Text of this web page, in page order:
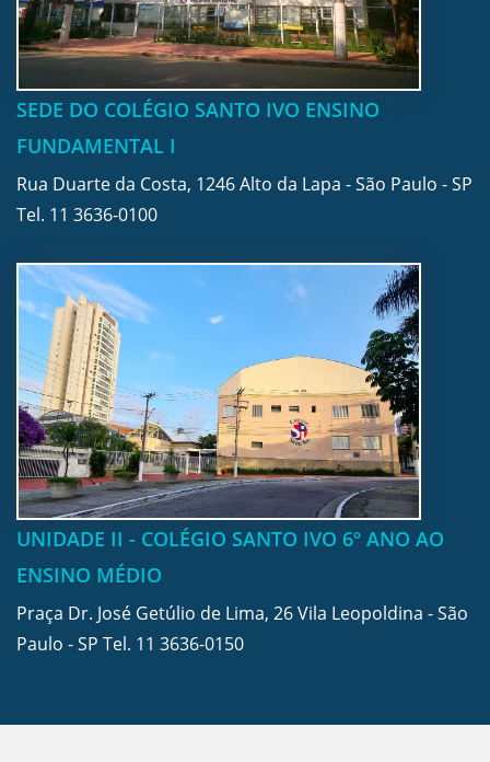
SEDE DO COLÉGIO SANTO IVO ENSINO
FUNDAMENTAL I
Rua Duarte da Costa, 1246 Alto da Lapa - São Paulo - SP
Tel. 11 3636-0100
UNIDADE II - COLÉGIO SANTO IVO 6º ANO AO
ENSINO MÉDIO
Praça Dr. José Getúlio de Lima, 26 Vila Leopoldina - São
Paulo - SP Tel. 11 3636-0150